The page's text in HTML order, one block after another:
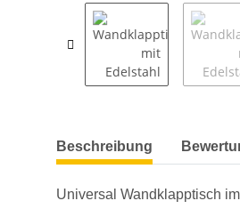
weitere Registerkarten anzeigen
Beschreibung
Universal Wandklapptisch